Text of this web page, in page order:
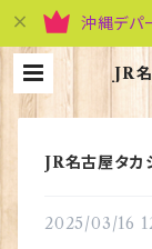
沖縄デパ
JR
3/
JR名古屋タカ
2025/03/16